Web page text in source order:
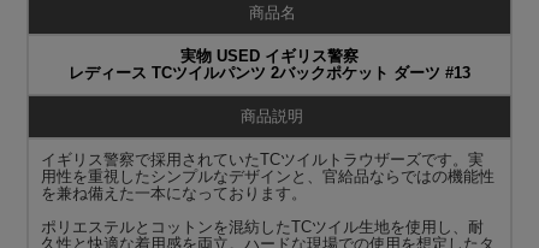
商品名
実物 USED イギリス警察
レディース TCツイルパンツ 2バックポケット ダーツ #13
商品説明
イギリス警察で採用されていたTCツイルトラウザーズです。実
用性を重視したシンプルなデザインと、官給品ならではの機能性
を兼ね備えた一本になっております。
ポリエステルとコットンを混紡したTCツイル生地を使用し、耐
久性と快適な着用感を両立。ハードな現場での使用を想定したタ